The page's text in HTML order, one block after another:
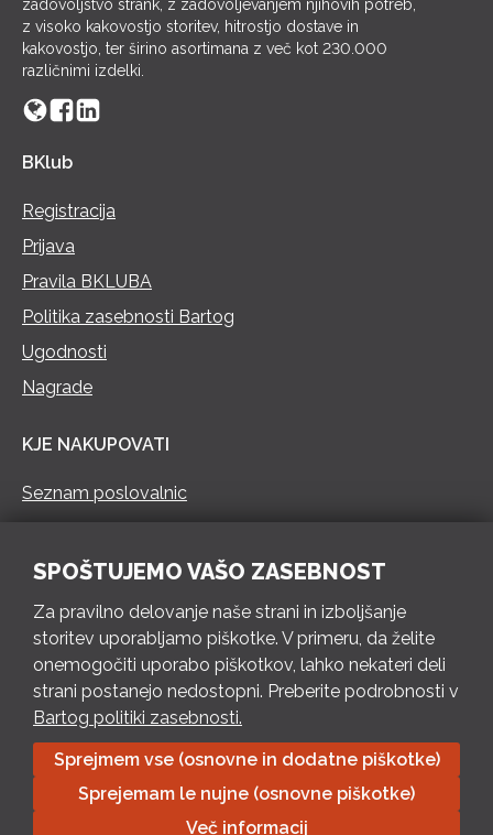
zadovoljstvo strank, z zadovoljevanjem njihovih potreb,
z visoko kakovostjo storitev, hitrostjo dostave in
kakovostjo, ter širino asortimana z več kot 230.000
različnimi izdelki.
BKlub
Registracija
Prijava
Pravila BKLUBA
Politika zasebnosti Bartog
Ugodnosti
Nagrade
KJE NAKUPOVATI
Seznam poslovalnic
PON – PET 8 – 18 h / SOB 8 – 12 h
Pošlji e-mail
Izpolni kontaktni obrazec
Bartog d.o.o. Trebnje | ID: SI79128718 | IBAN: SI56 1010 0003
8174 248, Banka Intesa Sanpaolo d.d.| Predsednik Uprave:
Ivan Šantorić | Predsednik Nadzornega odbora: Ilija Tokić |
SPOŠTUJEMO VAŠO ZASEBNOST
Za pravilno delovanje naše strani in izboljšanje
storitev uporabljamo piškotke. V primeru, da želite
onemogočiti uporabo piškotkov, lahko nekateri deli
strani postanejo nedostopni. Preberite podrobnosti v
Bartog politiki zasebnosti.
Sprejmem vse (osnovne in dodatne piškotke)
Sprejemam le nujne (osnovne piškotke)
Več informacij